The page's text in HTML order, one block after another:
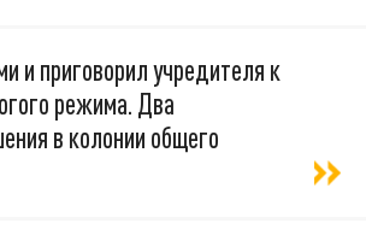
и приговорил учредителя к
режима. Два
в колонии общего